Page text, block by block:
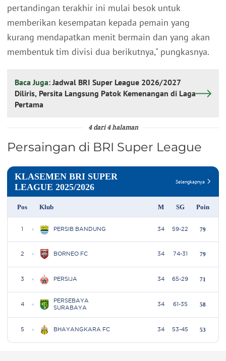
pertandingan terakhir ini mulai besok untuk
memberikan kesempatan kepada pemain yang
kurang mendapatkan menit bermain dan yang akan
membentuk tim divisi dua berikutnya," pungkasnya.
Baca Juga:Jadwal BRI Super League 2026/2027
Diliris, Persita Langsung Patok Kemenangan di Laga
Pertama
4 dari 4 halaman
Persaingan di BRI Super League